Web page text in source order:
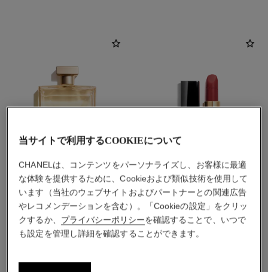
ガブリエル シャネル
ボディ オイル
参照番号120820
¥ 18,700*
カートに追加する
ルージュ アリュール ヴェル
ヴェット
リップスティック（ルミナス
マットな仕上がり）
当サイトで利用するCOOKIEについて
CHANELは、コンテンツをパーソナライズし、お客様に最適
な体験を提供するために、Cookieおよび類似技術を使用して
います（当社のウェブサイトおよびパートナーとの関連広告
やレコメンデーションを含む）。「Cookieの設定」をクリッ
クするか、 プライバシーポリシーを確認することで、いつで
も設定を管理し詳細を確認することができます。